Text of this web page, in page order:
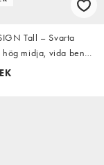
Tall – Svarta
hög midja, vida ben